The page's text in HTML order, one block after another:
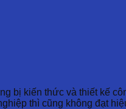
bị kiến thức và thiết kế
thì cũng không đạt